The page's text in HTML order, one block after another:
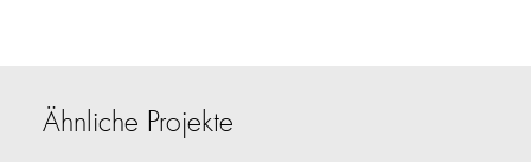
Ähnliche Projekte